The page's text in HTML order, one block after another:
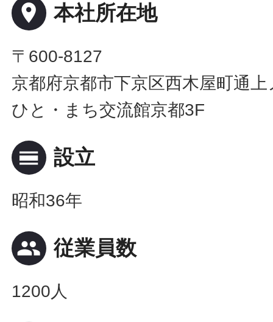
place 本社所在地
〒600-8127
京都府京都市下京区西木屋町通
ひと・まち交流館京都3F
calendar_view_day 設立
昭和36年
people 従業員数
1200人